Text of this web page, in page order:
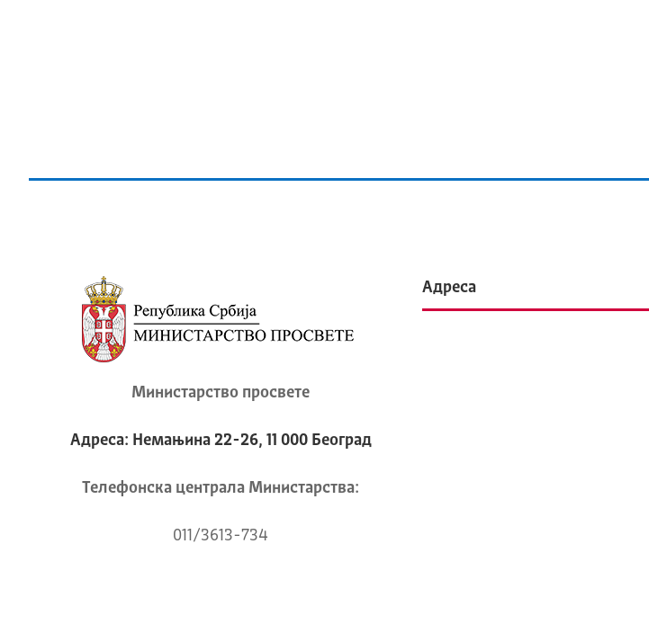
Министарство просвете
Адреса: Немањина 22-26, 11 000 Београд
Телeфонска централа Mинистарства:
011/3613-734
Адреса